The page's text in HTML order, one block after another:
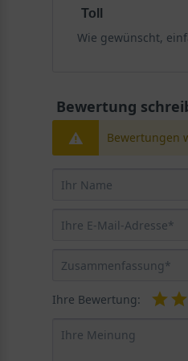
Optimale
Das Gefüllte
Wahl für Steingärten
diesen Bedingungen
Vor der Pflanzung
instabilem Wuchs.
Sie die Pflanze
Blüte und Blattwerk
Die Blüte und das
Toll
Wie gewünscht,
Bewertung
Bewertungen
Ihre Bewertung: